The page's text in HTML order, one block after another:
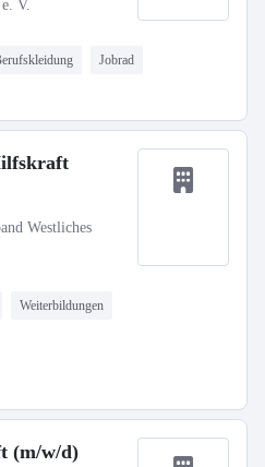
V.
Jobrad
Westliches
Weiterbildungen
(m/w/d)